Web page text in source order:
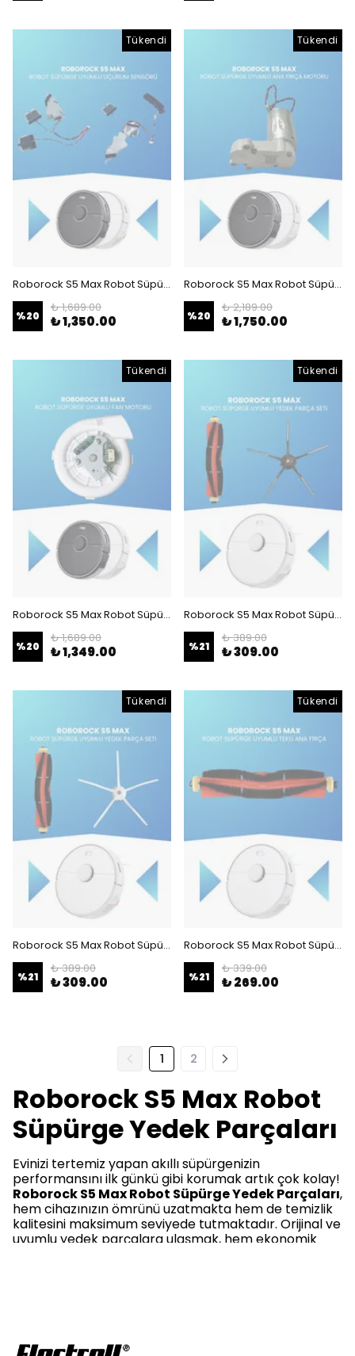
Tükendi
Roborock S5 Max Robot Süpürge Uyumlu Uçurum Sensörü
%20
₺ 1,689.00
₺ 1,350.00
Tükendi
Roborock S5 Max Robot Süpürge Uyumlu Ana Fırça Motoru
%20
₺ 2,189.00
₺ 1,750.00
Tükendi
Roborock S5 Max Robot Süpürge Uyumlu Fan Motoru
%20
₺ 1,689.00
₺ 1,349.00
Tükendi
Roborock S5 Max Robot Süpürge Uyumlu Yedek Parça Seti - S
%21
₺ 389.00
₺ 309.00
Tükendi
Roborock S5 Max Robot Süpürge Uyumlu Yedek Parça Seti - B
%21
₺ 389.00
₺ 309.00
Tükendi
Roborock S5 Max Robot Süpürge Uyumlu Tekli Ana Fırça
%21
₺ 339.00
₺ 269.00
1 2
Roborock S5 Max Robot
Süpürge Yedek Parçaları
Evinizi tertemiz yapan akıllı süpürgenizin
performansını ilk günkü gibi korumak artık çok kolay!
Roborock S5 Max Robot Süpürge Yedek Parçaları,
hem cihazınızın ömrünü uzatmakta hem de temizlik
kalitesini maksimum seviyede tutmaktadır. Orijinal ve
uyumlu yedek parçalara ulaşmak, hem ekonomik
Roborock S5 Max Robot Süpürge Yedek Parçaları